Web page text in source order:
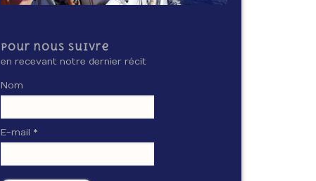
Pour nous suivre
en recevant notre dernier récit
Nom
E-mail *